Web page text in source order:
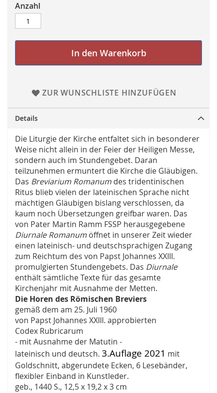
Anzahl
In den Warenkorb
ZUR WUNSCHLISTE HINZUFÜGEN
Details
Die Liturgie der Kirche entfaltet sich in besonderer
Weise nicht allein in der Feier der Heiligen Messe,
sondern auch im Stundengebet. Daran
teilzunehmen ermuntert die Kirche die Gläubigen.
Das Breviarium Romanum des tridentinischen
Ritus blieb vielen der lateinischen Sprache nicht
mächtigen Gläubigen bislang verschlossen, da
kaum noch Übersetzungen greifbar waren. Das
von Pater Martin Ramm FSSP herausgegebene
Diurnale Romanum öffnet in unserer Zeit wieder
einen lateinisch- und deutschsprachigen Zugang
zum Reichtum des von Papst Johannes XXIII.
promulgierten Stundengebets. Das Diurnale
enthält sämtliche Texte für das gesamte
Kirchenjahr mit Ausnahme der Metten.
Die Horen des Römischen Breviers
gemäß dem am 25. Juli 1960
von Papst Johannes XXIII. approbierten
Codex Rubricarum
- mit Ausnahme der Matutin -
lateinisch und deutsch. 3.Auflage 2021 mit
Goldschnitt, abgerundete Ecken, 6 Lesebänder,
flexibler Einband in Kunstleder.
geb., 1440 S., 12,5 x 19,2 x 3 cm